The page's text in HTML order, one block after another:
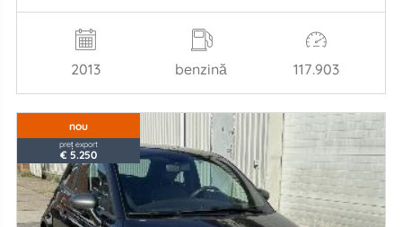
2013 benzină 117.903
nou
preț export
€ 5.250